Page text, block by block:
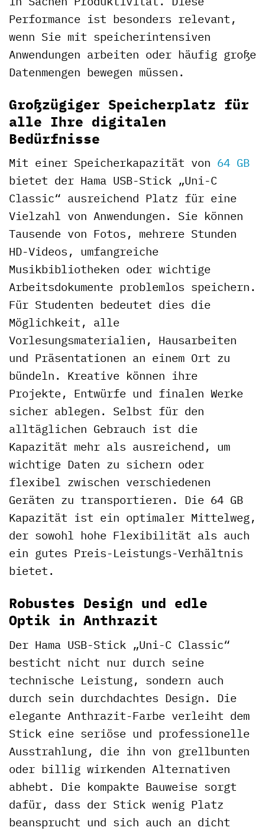
Performance ist besonders relevant,
wenn Sie mit speicherintensiven
Anwendungen arbeiten oder häufig große
Datenmengen bewegen müssen.
Großzügiger Speicherplatz für
alle Ihre digitalen
Bedürfnisse
Mit einer Speicherkapazität von 64 GB
bietet der Hama USB-Stick „Uni-C
Classic“ ausreichend Platz für eine
Vielzahl von Anwendungen. Sie können
Tausende von Fotos, mehrere Stunden
HD-Videos, umfangreiche
Musikbibliotheken oder wichtige
Arbeitsdokumente problemlos speichern.
Für Studenten bedeutet dies die
Möglichkeit, alle
Vorlesungsmaterialien, Hausarbeiten
und Präsentationen an einem Ort zu
bündeln. Kreative können ihre
Projekte, Entwürfe und finalen Werke
sicher ablegen. Selbst für den
alltäglichen Gebrauch ist die
Kapazität mehr als ausreichend, um
wichtige Daten zu sichern oder
flexibel zwischen verschiedenen
Geräten zu transportieren. Die 64 GB
Kapazität ist ein optimaler Mittelweg,
der sowohl hohe Flexibilität als auch
ein gutes Preis-Leistungs-Verhältnis
bietet.
Robustes Design und edle
Optik in Anthrazit
Der Hama USB-Stick „Uni-C Classic“
besticht nicht nur durch seine
technische Leistung, sondern auch
durch sein durchdachtes Design. Die
elegante Anthrazit-Farbe verleiht dem
Stick eine seriöse und professionelle
Ausstrahlung, die ihn von grellbunten
oder billig wirkenden Alternativen
abhebt. Die kompakte Bauweise sorgt
dafür, dass der Stick wenig Platz
beansprucht und sich auch an dicht